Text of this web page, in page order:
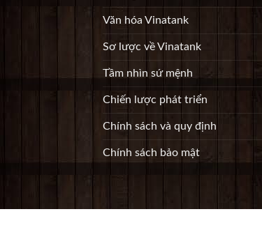
Văn hóa Vinatank
Sơ lược về Vinatank
Tầm nhìn sứ mệnh
Chiến lược phát triển
Chính sách và quy định
Chính sách bảo mật